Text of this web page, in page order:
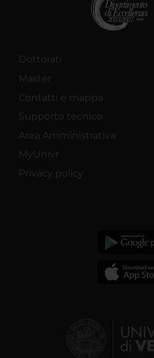
Dottorati
Master
Contatti e mappa
Supporto tecnico
Area Amministrativa
MyUnivr
Privacy policy